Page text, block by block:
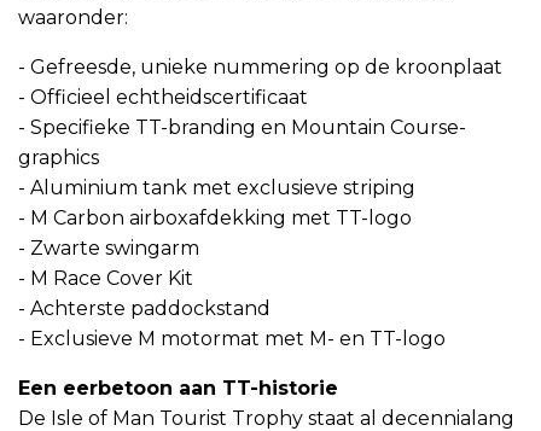
waaronder:
- Gefreesde, unieke nummering op de kroonplaat
- Officieel echtheidscertificaat
- Specifieke TT-branding en Mountain Course-
graphics
- Aluminium tank met exclusieve striping
- M Carbon airboxafdekking met TT-logo
- Zwarte swingarm
- M Race Cover Kit
- Achterste paddockstand
- Exclusieve M motormat met M- en TT-logo
Een eerbetoon aan TT-historie
De Isle of Man Tourist Trophy staat al decennialang